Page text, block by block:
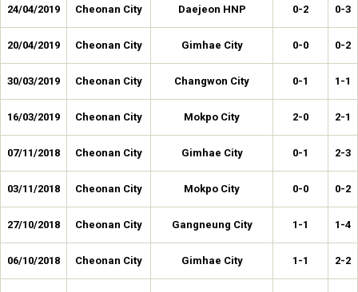
24/04/2019 Cheonan City Daejeon HNP 0-2 0-3
20/04/2019 Cheonan City Gimhae City 0-0 0-2
30/03/2019 Cheonan City Changwon City 0-1 1-1
16/03/2019 Cheonan City Mokpo City 2-0 2-1
07/11/2018 Cheonan City Gimhae City 0-1 2-3
03/11/2018 Cheonan City Mokpo City 0-0 0-2
27/10/2018 Cheonan City Gangneung City 1-1 1-4
06/10/2018 Cheonan City Gimhae City 1-1 2-2